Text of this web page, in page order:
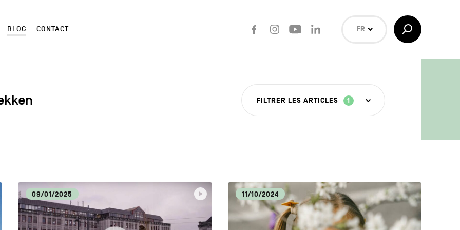
BLOG CONTACT
FacebookInstagramYoutube
FR
EN
Afficher/Masquer
la
Recherche
FILTRER LES ARTICLES 1
AUTRES
CULTURE DÉCOUVERTE
09/01/2025 11/10/2024